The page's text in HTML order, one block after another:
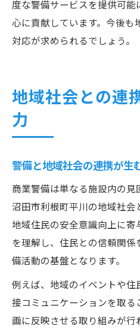
度な警備サービスを提供可
心に貢献しています。今後も
対応が求められるでしょう。
地域社会との連
力
警備と地域社会の連携が生
商業警備は単なる施設内の
沼田市利根町平川の地域社会
地域住民の安全意識向上に
を理解し、住民との信頼関
備活動の基盤となります。
例えば、地域のイベントや
接コミュニケーションを取
画に反映させる取り組みが行